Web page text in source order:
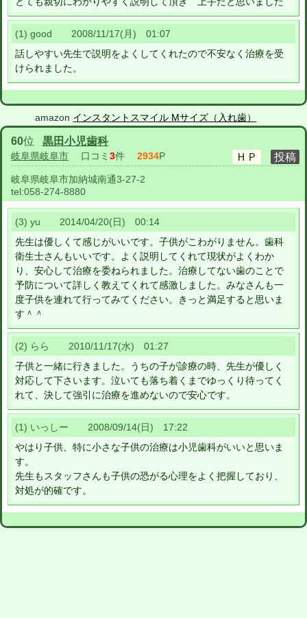
(1) good 2008/11/17(月) 01:07
話しやすい先生で説明をよくしてくれたので不安なく治療を受
けられました。
amazon インスタントスマイル Mサイズ（入れ歯）
60位 黒田小児歯科
岐阜県岐阜市 口コミ 3件 2934P
岐阜県岐阜市加納城南通3-27-2
tel:058-274-8880
(3) yu 2014/04/20(日) 00:14
先生は優しくて感じがいいです。子供がこわがりません。歯科
衛生士さんもいいです。よく説明してくれて現状がよくわか
り、安心して治療を委ねられました。治療してない歯のことで
予防について詳しく教えてくれて感激しました。みなさんも一
度子供を連れて行ってみてください。きっと満足すると思いま
す＾＾
(2) らら 2010/11/17(水) 01:27
子供と一緒に行きました。うちの子が診療の時、先生が優しく
対応して下さいます。泣いても落ち着くまでゆっくり待ってく
れて、決して強引に治療を進めないので安心です。
(1) いっしー 2008/09/14(日) 17:22
やはり子供、特に小さな子供の治療は小児歯科がいいと思いま
す。
先生もスタッフさんも子供の恐がる心理をよく把握しており、
対処が的確です。